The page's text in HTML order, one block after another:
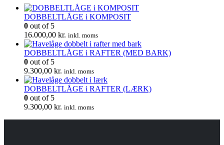
DOBBELTLÅGE i KOMPOSIT
0 out of 5
16.000,00 kr. inkl. moms
DOBBELTLÅGE i RAFTER (MED BARK)
0 out of 5
9.300,00 kr. inkl. moms
DOBBELTLÅGE i RAFTER (LÆRK)
0 out of 5
9.300,00 kr. inkl. moms